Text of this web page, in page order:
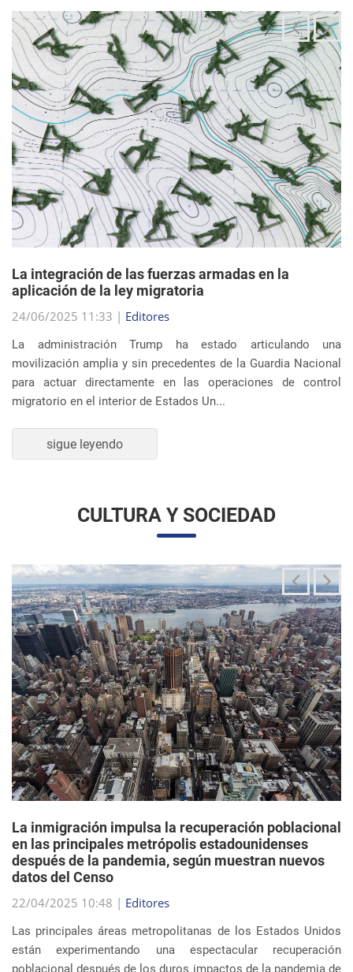
La integración de las fuerzas armadas en la
aplicación de la ley migratoria
24/06/2025 11:33 |Editores
La administración Trump ha estado articulando una
movilización amplia y sin precedentes de la Guardia Nacional
migratorio en el interior de Estados Un...
sigue leyendo
CULTURA Y SOCIEDAD
La inmigración impulsa la recuperación poblacional
en las principales metrópolis estadounidenses
después de la pandemia, según muestran nuevos
datos del Censo
22/04/2025 10:48 |Editores
están experimentando una espectacular recuperación
poblacional después de los duros impactos de la pandemia de
COVID-19, y el principal impulsor de est...
sigue leyendo
EVENTOS